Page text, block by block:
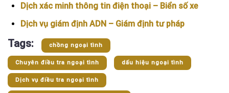
Dịch xác minh thông tin điện thoại – Biển số xe
Dịch vụ giám định ADN – Giám định tư pháp
Tags: chồng ngoại tình
Chuyên điều tra ngoại tình dấu hiệu ngoại tình
Dịch vụ điều tra ngoại tình